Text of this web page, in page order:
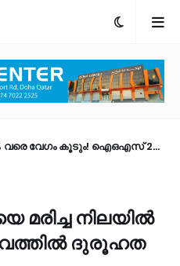
വേഗം കൂടും! ഐഒഎസ് 27
ചെയ്യാം?
മരിച്ച നിലയിൽ
ദുരൂഹത